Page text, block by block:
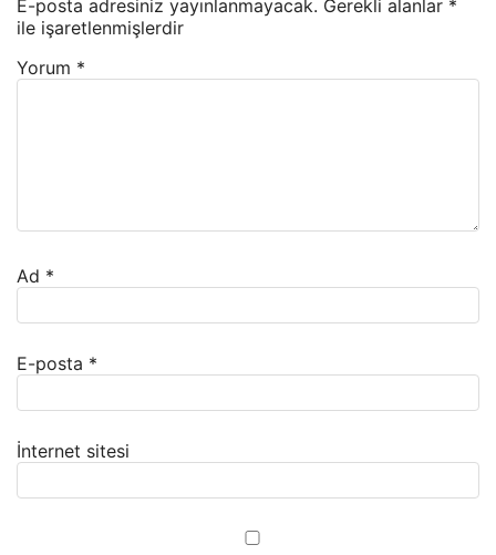
E-posta adresiniz yayınlanmayacak. Gerekli alanlar *
ile işaretlenmişlerdir
Yorum *
Ad *
E-posta *
İnternet sitesi